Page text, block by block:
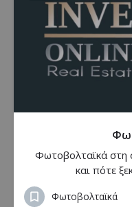
Φωτοβολταϊκά στη
και πότε
Φωτοβολταϊκά